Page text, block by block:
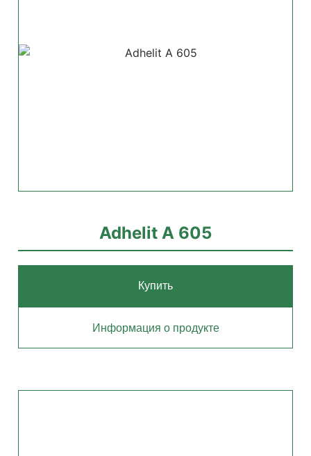
Adhelit А 605
Купить
Информация о продукте